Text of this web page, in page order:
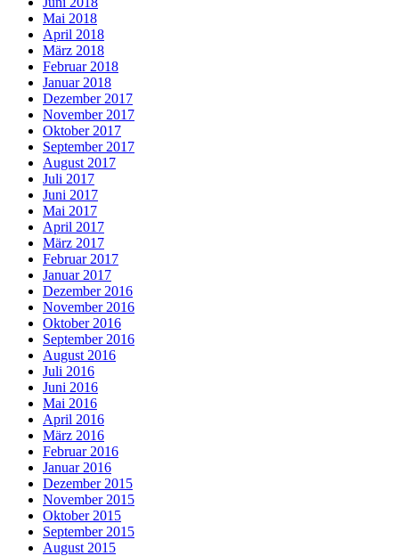
Mai 2018
April 2018
März 2018
Februar 2018
Januar 2018
Dezember 2017
November 2017
Oktober 2017
September 2017
August 2017
Juli 2017
Juni 2017
Mai 2017
April 2017
März 2017
Februar 2017
Januar 2017
Dezember 2016
November 2016
Oktober 2016
September 2016
August 2016
Juli 2016
Juni 2016
Mai 2016
April 2016
März 2016
Februar 2016
Januar 2016
Dezember 2015
November 2015
Oktober 2015
September 2015
August 2015